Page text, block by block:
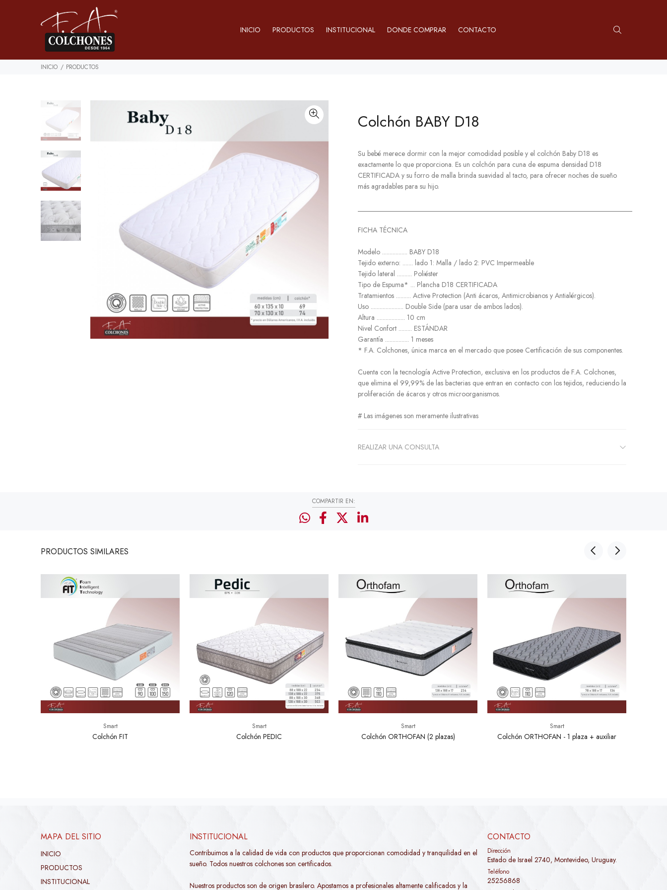
INICIO PRODUCTOS INSTITUCIONAL DONDE COMPRAR CONTACTO
INICIO PRODUCTOS
Colchón BABY D18
Su bebé merece dormir con la mejor comodidad posible y el colchón Baby D18 es
exactamente lo que proporciona. Es un colchón para cuna de espuma densidad D18
CERTIFICADA y su forro de malla brinda suavidad al tacto, para ofrecer noches de sueño
más agradables para su hijo.
FICHA TÉCNICA
Modelo ................. BABY D18
Tejido externo: ....... lado 1: Malla / lado 2: PVC Impermeable
Tejido lateral .......... Poliéster
Tipo de Espuma* ... Plancha D18 CERTIFICADA
Tratamientos .......... Active Protection (Anti ácaros, Antimicrobianos y Antialérgicos).
Uso ...................... Double Side (para usar de ambos lados).
Altura ................... 10 cm
Nivel Confort ......... ESTÁNDAR
Garantía ................ 1 meses
* F.A. Colchones, única marca en el mercado que posee Certificación de sus componentes.
Cuenta con la tecnología Active Protection, exclusiva en los productos de F.A. Colchones,
que elimina el 99,99% de las bacterias que entran en contacto con los tejidos, reduciendo la
proliferación de ácaros y otros microorganismos.
# Las imágenes son meramente ilustrativas
REALIZAR UNA CONSULTA
COMPARTIR EN:
PRODUCTOS SIMILARES
Smart
Colchón FIT
Smart
Colchón PEDIC
Smart
Colchón ORTHOFAN (2 plazas)
Smart
Colchón ORTHOFAN - 1 plaza + auxiliar
MAPA DEL SITIO
INICIO
PRODUCTOS
INSTITUCIONAL
INSTITUCIONAL
Contribuimos a la calidad de vida con productos que proporcionan comodidad y tranquilidad en el
sueño. Todos nuestros colchones son certificados.
Nuestros productos son de origen brasilero. Apostamos a profesionales altamente calificados y la
CONTACTO
Dirección
Estado de Israel 2740, Montevideo, Uruguay.
Teléfono
25256868